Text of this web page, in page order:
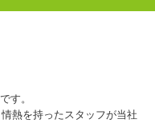
す。
熱を持ったスタッフが当社